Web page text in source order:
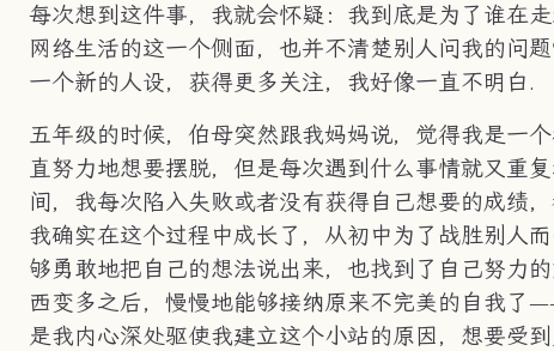
每次想到这件事，我就会怀疑：我到底是为了谁在
网络生活的这一个侧面，也并不清楚别人问我的问
一个新的人设，获得更多关注，我好像一直不明白.
五年级的时候，伯母突然跟我妈妈说，觉得我是一
直努力地想要摆脱，但是每次遇到什么事情就又重
间，我每次陷入失败或者没有获得自己想要的成绩
我确实在这个过程中成长了，从初中为了战胜别人
够勇敢地把自己的想法说出来，也找到了自己努力
西变多之后，慢慢地能够接纳原来不完美的自我
是我内心深处驱使我建立这个小站的原因，想要受